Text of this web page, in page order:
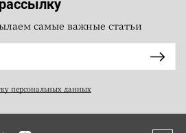
самые важные статьи
персональных данных